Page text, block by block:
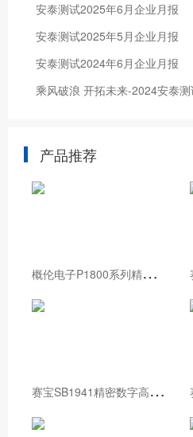
安泰测试2025年6月企业月报
安泰测试2025年5月企业月报
安泰测试2024年6月企业月报
乘风破浪 开拓未来-2024安泰
产品推荐
概
伦电子P1800系列精密源测量单元
赛
宝SB1941精密数字高压表